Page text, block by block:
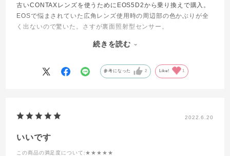
古いCONTAXレンズを使うためにEOS5D2から乗り換えで購入。
EOSで悩まされていた広角レンズ使用時の周辺部の色かぶりが全
く出ないので驚いた。さすが裏面照射型センサー。
ど解消されていて、ピント合わせ用の拡大やピーキング表示の機
割り当てられるので、これが最高に使いやすい。EOS5D2がフィ
ルムカメラの延長だったものが、α7IIIでは動画も含めた映像作品
続きを読む
参考になった 2 Like! 1
2022.6.20
いいです
この商品の満足度について :★★★★★